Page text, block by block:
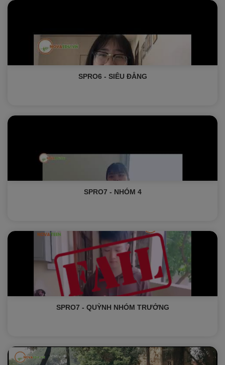
SPRO6 - SIÊU ĐẲNG
SPRO7 - NHÓM 4
SPRO7 - QUỲNH NHÓM TRƯỞNG